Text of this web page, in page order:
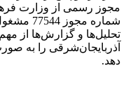
مجوز رسمی از وزارت
شماره
تحلیل‌ها و گزارش‌ها از
آذربایجان‌شرقی را به
دهد.